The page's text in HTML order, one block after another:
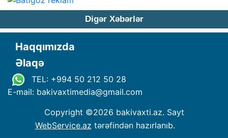
Digər Xəbərlər
Haqqımızda
Əlaqə
TEL: +994 50 212 50 28
E-mail: bakivaxtimedia@gmail.com
Copyright ©2026 bakivaxti.az. Sayt
WebService.az tərəfindən hazırlanıb.